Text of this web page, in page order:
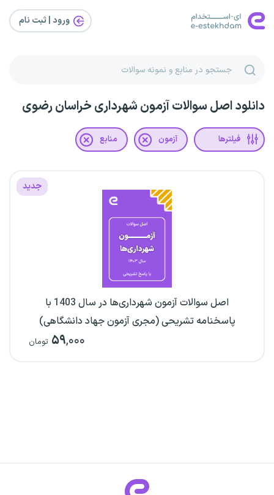
ورود | ثبت‌ نام
دانلود اصل سوالات آزمون شهرداری خراسان رضوی
فیلترها آزمون منابع
جدید
اصل سوالات آزمون شهرداری‌ها در سال 1403 با
پاسخنامه تشریحی (مجری آزمون جهاد دانشگاهی)
۵۹,۰۰۰ تومان